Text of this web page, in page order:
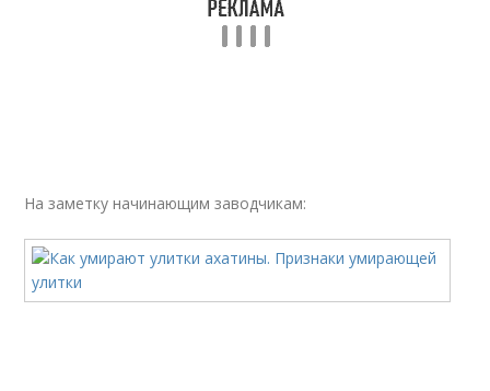
На заметку начинающим заводчикам: